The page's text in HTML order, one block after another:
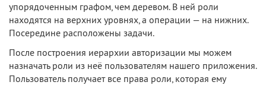
упорядоченным графом, чем деревом. В ней роли
находятся на верхних уровнях, а операции — на нижних.
Посередине расположены задачи.
После построения иерархии авторизации мы можем
назначать роли из неё пользователям нашего приложения.
Пользователь получает все права роли, которая ему